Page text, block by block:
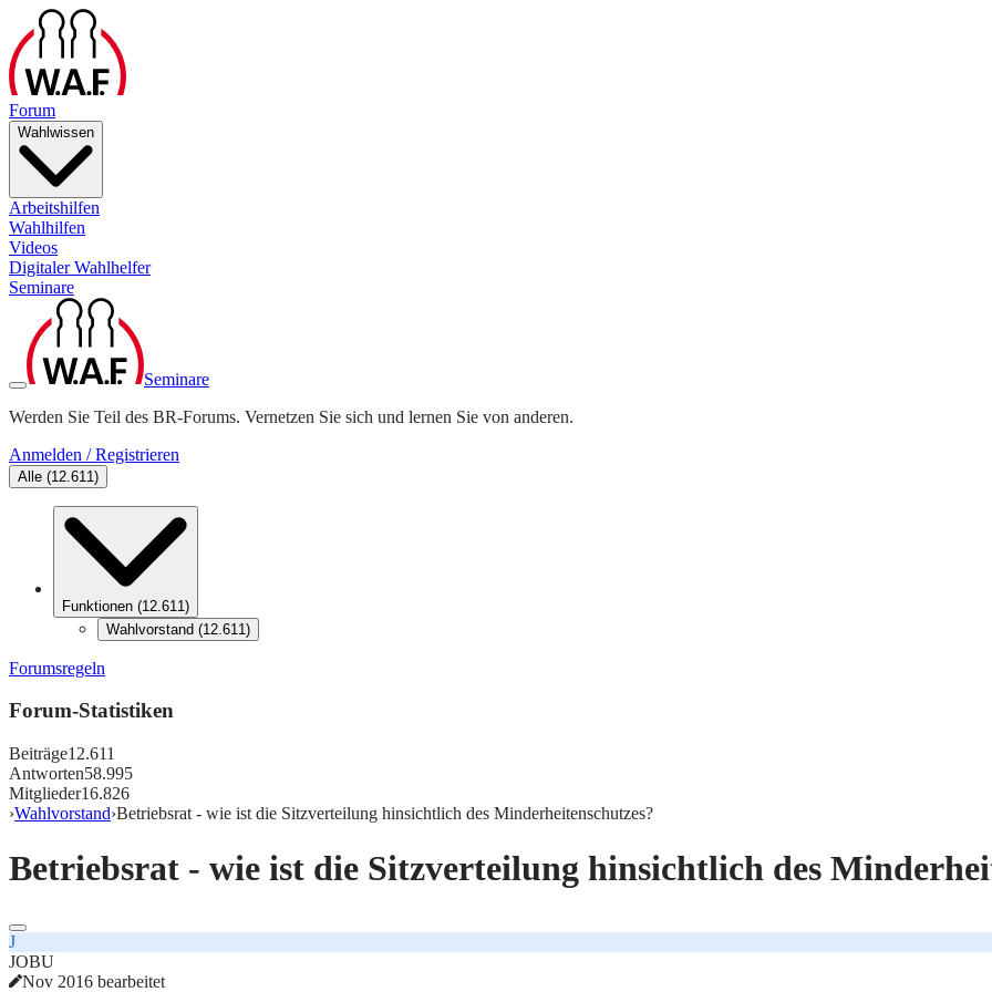
Forum
Wahlwissen
Arbeitshilfen
Wahlhilfen
Videos
Digitaler Wahlhelfer
Seminare
Seminare
Werden Sie Teil des BR-Forums. Vernetzen Sie sich und lernen Sie von anderen.
Anmelden / Registrieren
Alle (12.611)
Funktionen (12.611)
Wahlvorstand (12.611)
Forumsregeln
Forum-Statistiken
Beiträge12.611
Antworten58.995
Mitglieder16.826
›Wahlvorstand›Betriebsrat - wie ist die Sitzverteilung hinsichtlich des Minderheitenschutzes?
Betriebsrat - wie ist die Sitzverteilung hinsichtlich des
J
JOBU
Nov 2016 bearbeitet